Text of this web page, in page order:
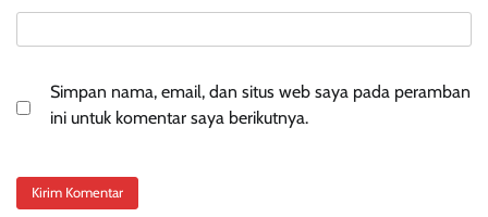
Simpan nama, email, dan situs web saya pada peramban
ini untuk komentar saya berikutnya.